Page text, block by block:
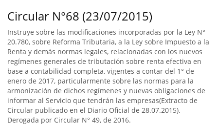
Circular N°68 (23/07/2015)
Instruye sobre las modificaciones incorporadas por la Ley N°
20.780, sobre Reforma Tributaria, a la Ley sobre Impuesto a la
Renta y demás normas legales, relacionadas con los nuevos
regímenes generales de tributación sobre renta efectiva en
base a contabilidad completa, vigentes a contar del 1° de
enero de 2017, particularmente sobre las normas para la
armonización de dichos regímenes y nuevas obligaciones de
informar al Servicio que tendrán las empresas(Extracto de
Circular publicado en el Diario Oficial de 28.07.2015).
Derogada por Circular N° 49, de 2016.